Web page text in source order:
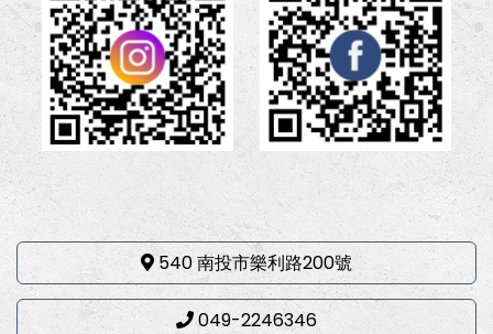
540 南投市樂利路200號
049-2246346